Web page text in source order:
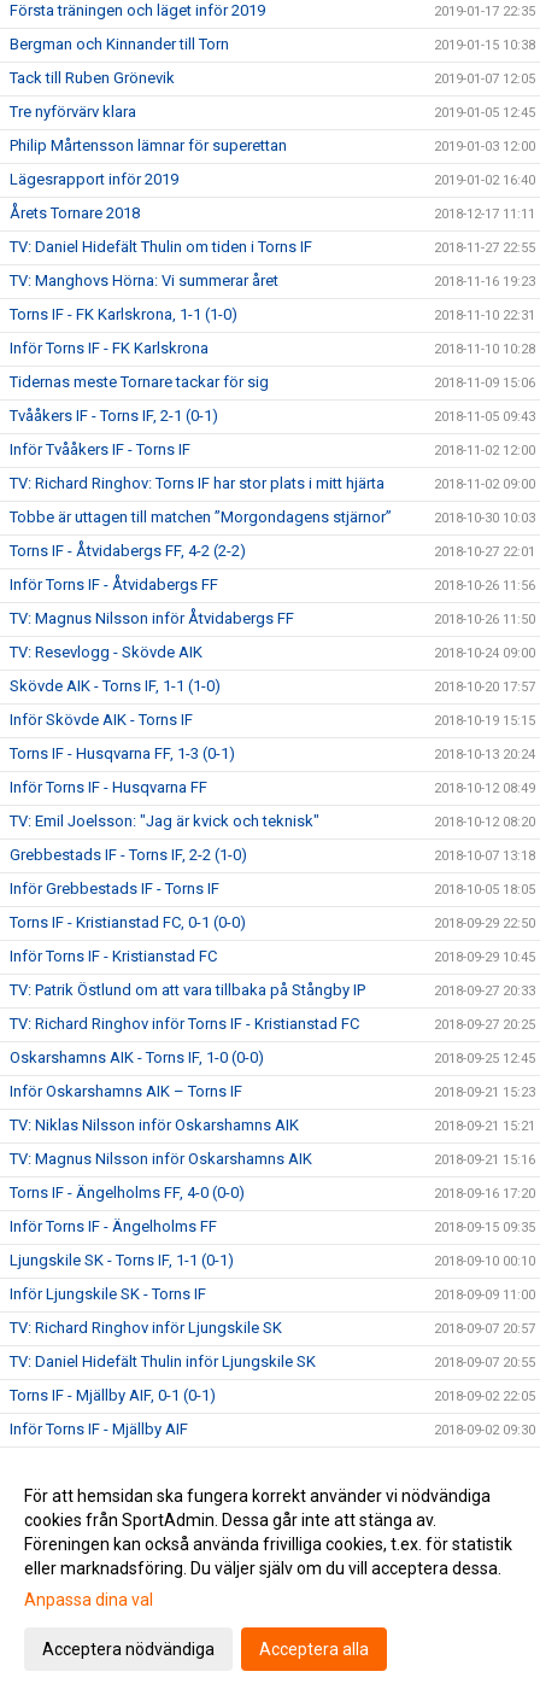
Första träningen och läget inför 2019 2019-01-17 22:35
Bergman och Kinnander till Torn 2019-01-15 10:38
Tack till Ruben Grönevik 2019-01-07 12:05
Tre nyförvärv klara 2019-01-05 12:45
Philip Mårtensson lämnar för superettan 2019-01-03 12:00
Lägesrapport inför 2019 2019-01-02 16:40
Årets Tornare 2018 2018-12-17 11:11
TV: Daniel Hidefält Thulin om tiden i Torns IF 2018-11-27 22:55
TV: Manghovs Hörna: Vi summerar året 2018-11-16 19:23
Torns IF - FK Karlskrona, 1-1 (1-0) 2018-11-10 22:31
Inför Torns IF - FK Karlskrona 2018-11-10 10:28
Tidernas meste Tornare tackar för sig 2018-11-09 15:06
Tvååkers IF - Torns IF, 2-1 (0-1) 2018-11-05 09:43
Inför Tvååkers IF - Torns IF 2018-11-02 12:00
TV: Richard Ringhov: Torns IF har stor plats i mitt hjärta 2018-11-02 09:00
Tobbe är uttagen till matchen ”Morgondagens stjärnor” 2018-10-30 10:03
Torns IF - Åtvidabergs FF, 4-2 (2-2) 2018-10-27 22:01
Inför Torns IF - Åtvidabergs FF 2018-10-26 11:56
TV: Magnus Nilsson inför Åtvidabergs FF 2018-10-26 11:50
TV: Resevlogg - Skövde AIK 2018-10-24 09:00
Skövde AIK - Torns IF, 1-1 (1-0) 2018-10-20 17:57
Inför Skövde AIK - Torns IF 2018-10-19 15:15
Torns IF - Husqvarna FF, 1-3 (0-1) 2018-10-13 20:24
Inför Torns IF - Husqvarna FF 2018-10-12 08:49
TV: Emil Joelsson: "Jag är kvick och teknisk" 2018-10-12 08:20
Grebbestads IF - Torns IF, 2-2 (1-0) 2018-10-07 13:18
Inför Grebbestads IF - Torns IF 2018-10-05 18:05
Torns IF - Kristianstad FC, 0-1 (0-0) 2018-09-29 22:50
Inför Torns IF - Kristianstad FC 2018-09-29 10:45
TV: Patrik Östlund om att vara tillbaka på Stångby IP 2018-09-27 20:33
TV: Richard Ringhov inför Torns IF - Kristianstad FC 2018-09-27 20:25
Oskarshamns AIK - Torns IF, 1-0 (0-0) 2018-09-25 12:45
Inför Oskarshamns AIK – Torns IF 2018-09-21 15:23
TV: Niklas Nilsson inför Oskarshamns AIK 2018-09-21 15:21
TV: Magnus Nilsson inför Oskarshamns AIK 2018-09-21 15:16
Torns IF - Ängelholms FF, 4-0 (0-0) 2018-09-16 17:20
Inför Torns IF - Ängelholms FF 2018-09-15 09:35
Ljungskile SK - Torns IF, 1-1 (0-1) 2018-09-10 00:10
Inför Ljungskile SK - Torns IF 2018-09-09 11:00
TV: Richard Ringhov inför Ljungskile SK 2018-09-07 20:57
TV: Daniel Hidefält Thulin inför Ljungskile SK 2018-09-07 20:55
Torns IF - Mjällby AIF, 0-1 (0-1) 2018-09-02 22:05
Inför Torns IF - Mjällby AIF 2018-09-02 09:30
TV: Möt Torns nyförvärv Alexander Fioretos 2018-08-29 11:41
Eskilsminne IF - Torns IF, 3-0 (2-0)
Inför Eskilsminne IF - Torns IF 2018-08-25 18:55
Torns IF - IFK Göteborg, 0-4 (0-1)
Publikinfo inför Torns IF - IFK Göteborg
För att hemsidan ska fungera korrekt använder vi nödvändiga
cookies från SportAdmin. Dessa går inte att stänga av.
Föreningen kan också använda frivilliga cookies, t.ex. för statistik
eller marknadsföring. Du väljer själv om du vill acceptera dessa.
Anpassa dina val
Acceptera nödvändiga Acceptera alla